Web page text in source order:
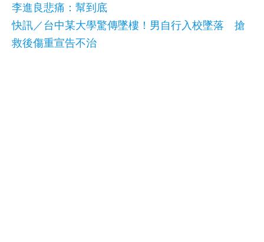
李進良悲痛：幫到底
快訊／台中某大學驚傳墜樓！男自行入校墜落 搶
救後傷重宣告不治